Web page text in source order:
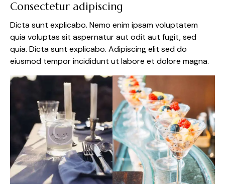
Consectetur adipiscing
Dicta sunt explicabo. Nemo enim ipsam voluptatem
quia voluptas sit aspernatur aut odit aut fugit, sed
quia. Dicta sunt explicabo. Adipiscing elit sed do
eiusmod tempor incididunt ut labore et dolore magna.